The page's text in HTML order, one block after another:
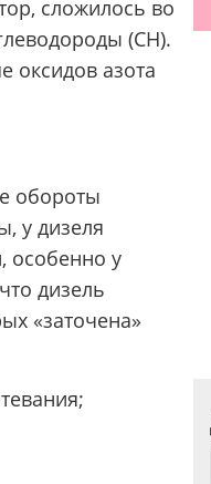
сложилось во
(СН).
оксидов азота
обороты
у дизеля
особенно у
дизель
«заточена»